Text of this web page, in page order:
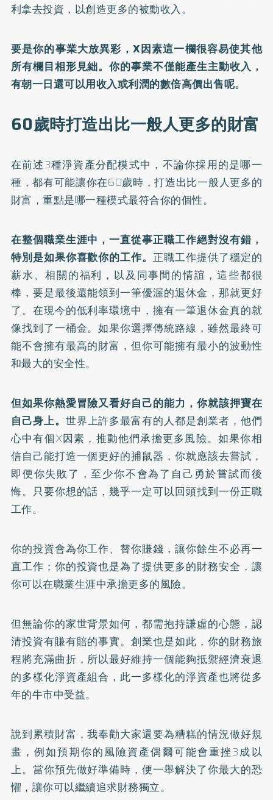
利拿去投資，以創造更多的被動收入。
要是你的事業大放異彩，X因素這一欄很容易使其他
所有欄目相形見絀。你的事業不僅能產生主動收入，
有朝一日還可以用收入或利潤的數倍高價出售呢。
60歲時打造出比一般人更多的財富
在前述3種淨資產分配模式中，不論你採用的是哪一
種，都有可能讓你在60歲時，打造出比一般人更多的
財富，重點是哪一種模式最符合你的個性。
在整個職業生涯中，一直從事正職工作絕對沒有錯，
特別是如果你喜歡你的工作。正職工作提供了穩定的
薪水、相關的福利，以及同事間的情誼，這些都很
棒，要是最後還能領到一筆優渥的退休金，那就更好
了。在現今的低利率環境中，擁有一筆退休金真的就
像找到了一桶金。如果你選擇傳統路線，雖然最終可
能不會擁有最高的財富，但你可能擁有最小的波動性
和最大的安全性。
但如果你熱愛冒險又看好自己的能力，你就該押寶在
自己身上。 世界上許多最富有的人都是創業者，他們
心中有個X因素，推動他們承擔更多風險。如果你相
信自己能打造一個更好的捕鼠器，你就應該去嘗試，
即便你失敗了，至少你不會為了自己勇於嘗試而後
悔。只要你想的話，幾乎一定可以回頭找到一份正職
工作。
你的投資會為你工作、替你賺錢，讓你餘生不必再一
直工作；你的投資也是為了提供更多的財務安全，讓
你可以在職業生涯中承擔更多的風險。
但無論你的家世背景如何，都需抱持謙虛的心態，認
清投資有賺有賠的事實。創業也是如此，你的財務旅
程將充滿曲折，所以最好維持一個能夠抵禦經濟衰退
的多樣化淨資產組合，此一多樣化的淨資產也將從多
年的牛市中受益。
說到累積財富，我奉勸大家還要為糟糕的情況做好規
畫，例如預期你的風險資產偶爾可能會重挫3成以
上。當你預先做好準備時，便一舉解決了你最大的恐
懼，讓你可以繼續追求財務獨立。